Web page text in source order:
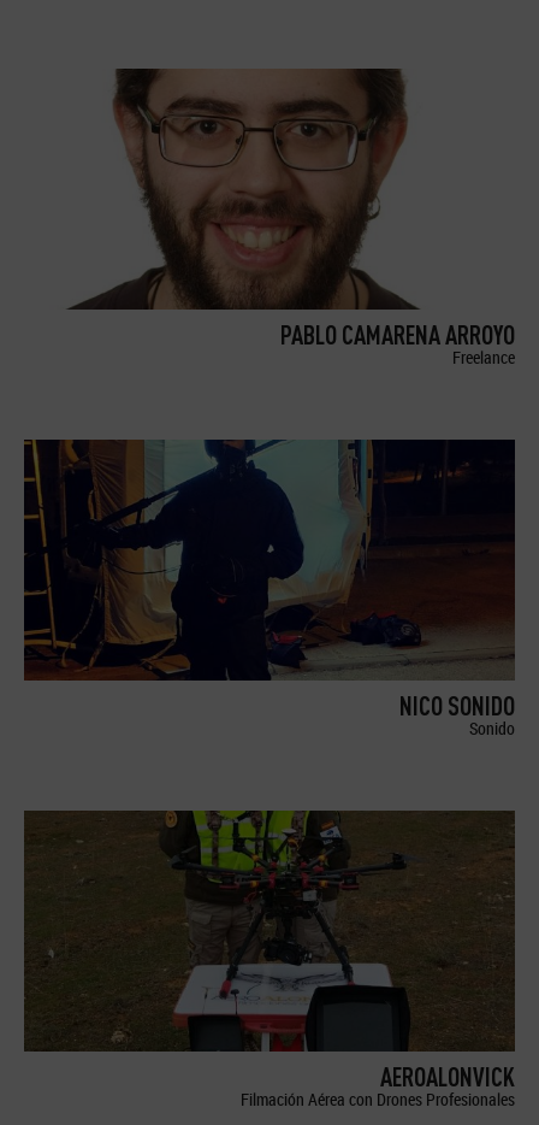
PABLO CAMARENA ARROYO
Freelance
NICO SONIDO
Sonido
AEROALONVICK
Filmación Aérea con Drones Profesionales